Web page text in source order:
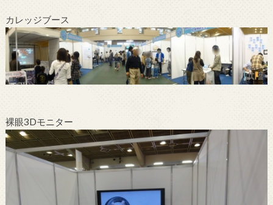
カレッジブース
裸眼3Dモニター